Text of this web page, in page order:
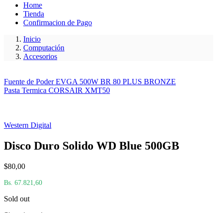
Home
Tienda
Confirmacion de Pago
Inicio
Computación
Accesorios
Fuente de Poder EVGA 500W BR 80 PLUS BRONZE
Pasta Termica CORSAIR XMT50
Western Digital
Disco Duro Solido WD Blue 500GB
$80,00
Bs. 67.821,60
Sold out